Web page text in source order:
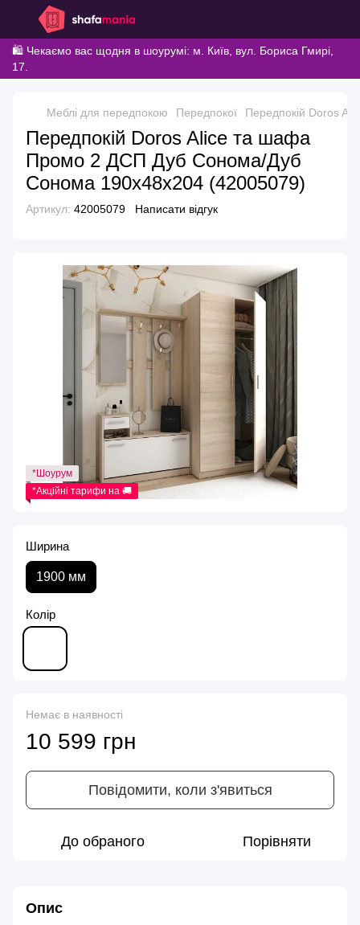
🛍️ Чекаємо вас щодня в шоурумі: м. Київ, вул. Бориса Гмирі,
17.
Меблі для передпокою Передпокої Передпокій Doros
Передпокій Doros Alice та шафа
Промо 2 ДСП Дуб Сонома/Дуб
Сонома 190х48х204 (42005079)
Артикул: 42005079 Написати відгук
*Шоурум
*Акційні тарифи на 🚚
Ширина
1900 мм
Колір
Немає в наявності
10 599 грн
Повідомити, коли з'явиться
До обраного Порівняти
Опис